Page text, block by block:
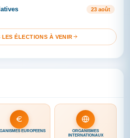
23 août
ÉLECTIONS À VENIR
EUROPÉENS
ORGANISMES
INTERNATIONAUX